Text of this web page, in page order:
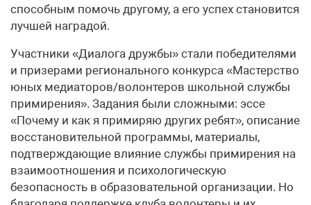
способным помочь другому, а его успех становится
лучшей наградой.
Участники «Диалога дружбы» стали победителями
и призерами регионального конкурса «Мастерство
юных медиаторов/волонтеров школьной службы
примирения». Задания были сложными: эссе
«Почему и как я примиряю других ребят», описание
восстановительной программы, материалы,
подтверждающие влияние службы примирения на
взаимоотношения и психологическую
безопасность в образовательной организации. Но